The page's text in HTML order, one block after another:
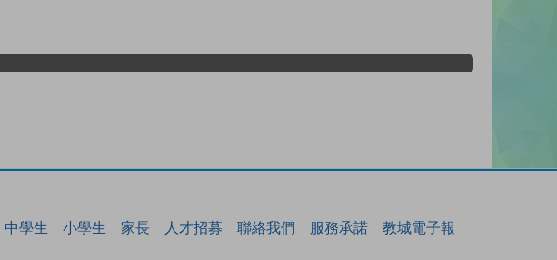
中學生 小學生 家長 人才招募 聯絡我們 服務承諾 教城電子報